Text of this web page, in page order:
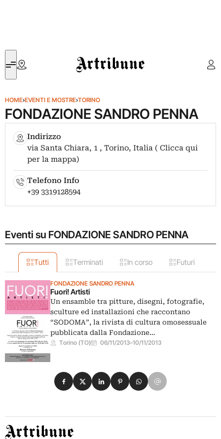
Artribune
HOME›EVENTI E MOSTRE›TORINO
FONDAZIONE SANDRO PENNA
Indirizzo
via Santa Chiara, 1 , Torino, Italia ( Clicca qui
per la mappa)
Telefono Info
+39 3319128594
Eventi su FONDAZIONE SANDRO PENNA
Tutti Terminati In corso Futuri
FONDAZIONE SANDRO PENNA
Fuori! Artisti
Un ensamble tra pitture, disegni, fotografie,
sculture ed installazioni che raccontano
“SODOMA”, la rivista di cultura omosessuale
pubblicata dalla Fondazione…
Torino (TO) 06/11/2013–10/11/2013
Condividi su Facebook
Condividi su X
Condividi su LinkedIn
Condividi su Pinterest
Condividi su WhatsApp
Condividi su Email
Artribune